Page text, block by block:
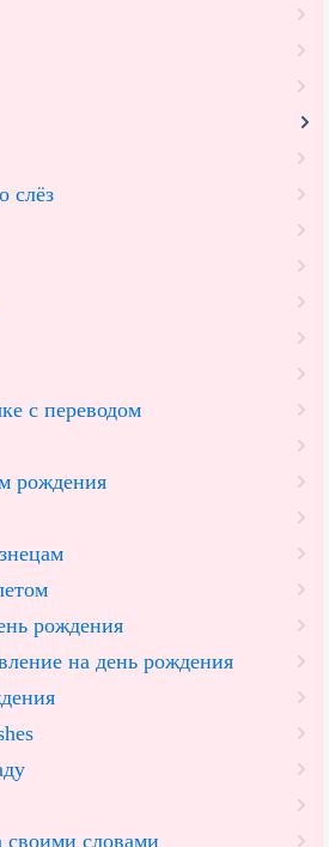
слёз
с переводом
рождения
рождения
на день рождения
своими словами